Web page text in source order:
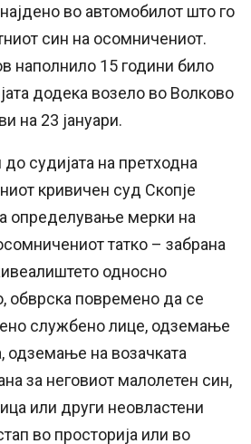
во автомобилот што го
син на осомничениот.
наполнило 15 години било
додека возело во Волково
на 23 јануари.
судијата на претходна
кривичен суд Скопје
определување мерки на
татко – забрана
односно
обврска повремено да се
службено лице, одземање
одземање на возачката
за неговиот малолетен син,
или други неовластени
во просторија или во